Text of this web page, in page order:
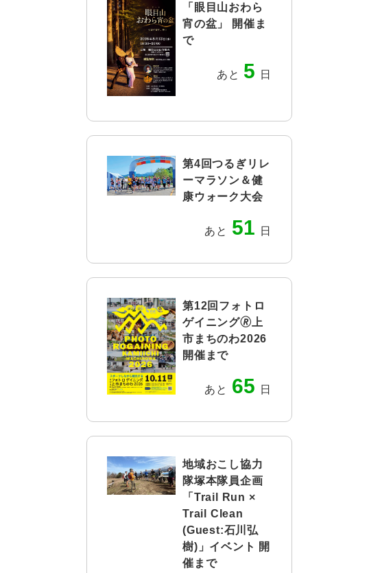
「眼目山おわら
宵の盆」 開催ま
で
あと 5 日
第4回つるぎリレ
ーマラソン＆健
康ウォーク大会
あと 51 日
第12回フォトロ
ゲイニング🄬上
市まちのわ2026
開催まで
あと 65 日
地域おこし協力
隊塚本隊員企画
「Trail Run ×
Trail Clean
(Guest:石川弘
樹)」イベント 開
催まで